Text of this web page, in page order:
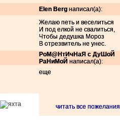
Elen Berg написал(а):
Желаю петь и веселиться
И под елкой не свалиться,
Чтобы дедушка Мороз
В отрезвитель не унес.
РоМ@НтИчНаЯ с ДуШоЙ
РаНиМоЙ написал(а):
еще
читать все пожелания